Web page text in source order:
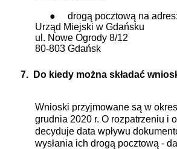
●
drogą pocztową na adres:
Urząd Miejski w Gdańsku
ul. Nowe Ogrody 8/12
80-803 Gdańsk
7. Do kiedy można składać
Wnioski przyjmowane są w
grudnia 2020 r. O rozpatrzeniu i
decyduje data wpływu
wysłania ich drogą pocztową -